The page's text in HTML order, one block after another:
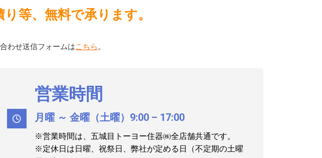
等、無料で承ります。
わせ送信フォームはこちら。
営業時間
月曜 ～ 金曜（土曜）9:00 – 17:00
※営業時間は、五城目トーヨー住器㈱全店舗共通です。
※定休日は日曜、祝祭日、弊社が定める日（不定期の土曜